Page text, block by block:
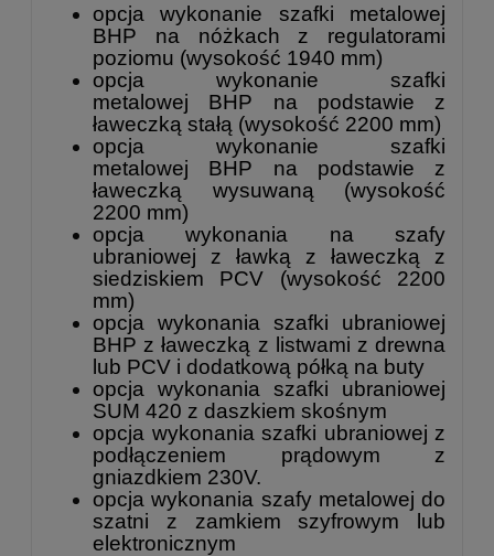
opcja wykonanie szafki metalowej
BHP na nóżkach z regulatorami
poziomu (wysokość 1940 mm)
opcja wykonanie szafki
metalowej BHP na podstawie z
ławeczką stałą (wysokość 2200 mm)
opcja wykonanie szafki
metalowej BHP na podstawie z
ławeczką wysuwaną (wysokość
2200 mm)
opcja wykonania na szafy
ubraniowej z ławką z ławeczką z
siedziskiem PCV (wysokość 2200
mm)
opcja wykonania szafki ubraniowej
BHP z ławeczką z listwami z drewna
lub PCV i dodatkową półką na buty
opcja wykonania szafki ubraniowej
SUM 420 z daszkiem skośnym
opcja wykonania szafki ubraniowej z
podłączeniem prądowym z
gniazdkiem 230V.
opcja wykonania szafy metalowej do
szatni z zamkiem szyfrowym lub
elektronicznym